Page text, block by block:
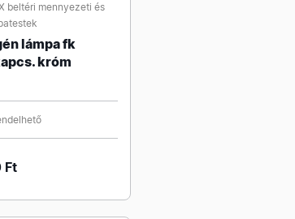
beltéri mennyezeti és
lámpa fk
króm
Ft